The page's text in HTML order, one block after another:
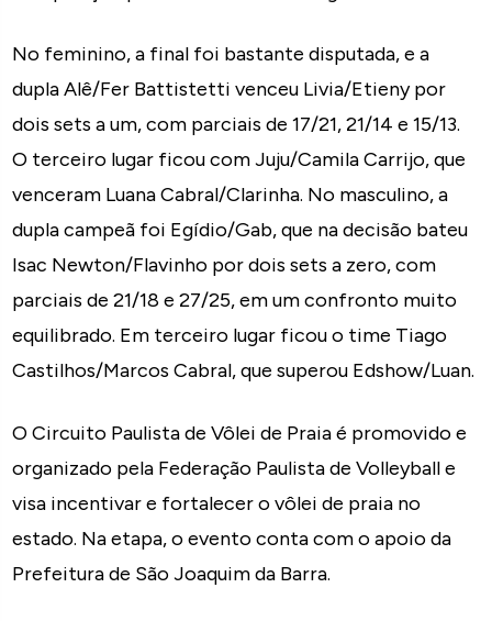
No feminino, a final foi bastante disputada, e a
dupla Alê/Fer Battistetti venceu Livia/Etieny por
dois sets a um, com parciais de 17/21, 21/14 e 15/13.
O terceiro lugar ficou com Juju/Camila Carrijo, que
venceram Luana Cabral/Clarinha. No masculino, a
dupla campeã foi Egídio/Gab, que na decisão bateu
Isac Newton/Flavinho por dois sets a zero, com
parciais de 21/18 e 27/25, em um confronto muito
equilibrado. Em terceiro lugar ficou o time Tiago
Castilhos/Marcos Cabral, que superou Edshow/Luan.
O Circuito Paulista de Vôlei de Praia é promovido e
organizado pela Federação Paulista de Volleyball e
visa incentivar e fortalecer o vôlei de praia no
estado. Na etapa, o evento conta com o apoio da
Prefeitura de São Joaquim da Barra.